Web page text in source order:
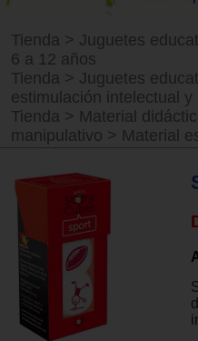
Tienda > Juguetes
6 a 12 años
Tienda > Juguetes
estimulación intelectual y
Tienda > Material
manipulativo > Material